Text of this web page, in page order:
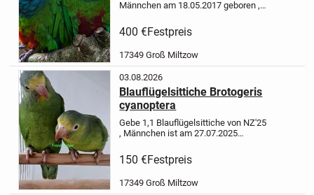
Männchen am 18.05.2017 geboren ,
geboren , geschlossen beringt , mit
gelber Citesbescheinigung ,DNA-
400 €Festpreis
17349 Groß Miltzow
03.08.2026
Blauflügelsittiche Brotogeris
cyanoptera
Gebe 1,1 Blauflügelsittiche von NZ'25
, Männchen ist am 27.07.2025
geboren ,geschlossen BNA beringt,
DNA-bestimmt, Geschwister,
Volierenhaltu...
150 €Festpreis
17349 Groß Miltzow